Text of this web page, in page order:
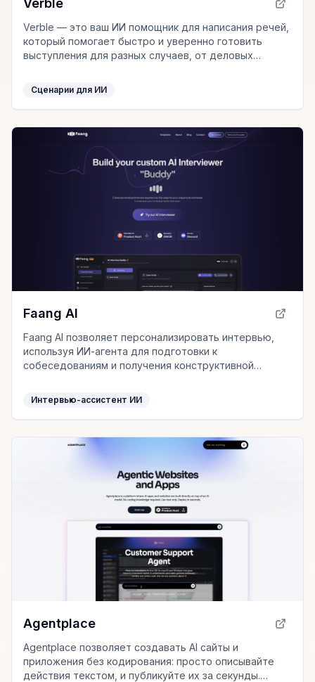
Verble
Verble — это ваш ИИ помощник для написания речей,
который помогает быстро и уверенно готовить
выступления для разных случаев, от деловых
Сценарии для ИИ
Faang AI
Faang AI позволяет персонализировать интервью,
используя ИИ-агента для подготовки к
собеседованиям и получения конструктивной
Интервью-ассистент ИИ
Agentplace
Agentplace позволяет создавать AI сайты и
приложения без кодирования: просто описывайте
действия текстом, и публикуйте их за секунды.